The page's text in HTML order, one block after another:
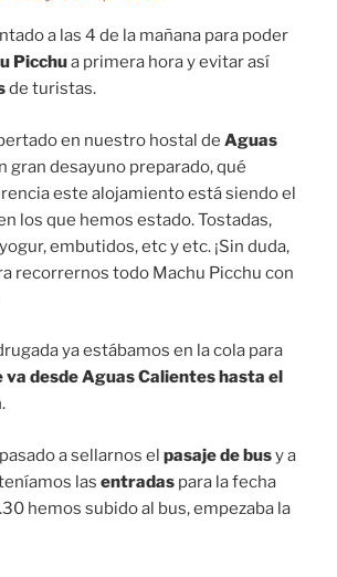
a las 4 de la mañana para poder
Picchua primera hora y evitar así
de turistas.
en nuestro hostal de Aguas
gran desayuno preparado, qué
este alojamiento está siendo el
los que hemos estado. Tostadas,
embutidos, etc y etc. ¡Sin duda,
recorrernos todo Machu Picchu con
ya estábamos en la cola para
va desde Aguas Calientes hasta el
.
a sellarnos el pasaje de busy a
las entradas para la fecha
hemos subido al bus, empezaba la